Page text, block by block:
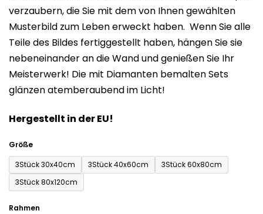
verzaubern, die Sie mit dem von Ihnen gewählten
Musterbild zum Leben erweckt haben. Wenn Sie alle
Teile des Bildes fertiggestellt haben, hängen Sie sie
nebeneinander an die Wand und genießen Sie Ihr
Meisterwerk! Die mit Diamanten bemalten Sets
glänzen atemberaubend im Licht!
Hergestellt in der EU!
Größe
3Stück 30x40cm
3Stück 40x60cm
3Stück 60x80cm
3Stück 80x120cm
Rahmen